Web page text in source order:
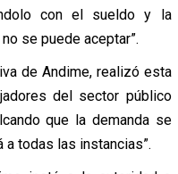
con el sueldo y la
se puede aceptar”.
de Andime, realizó esta
del sector público
que la demanda se
a todas las instancias”.